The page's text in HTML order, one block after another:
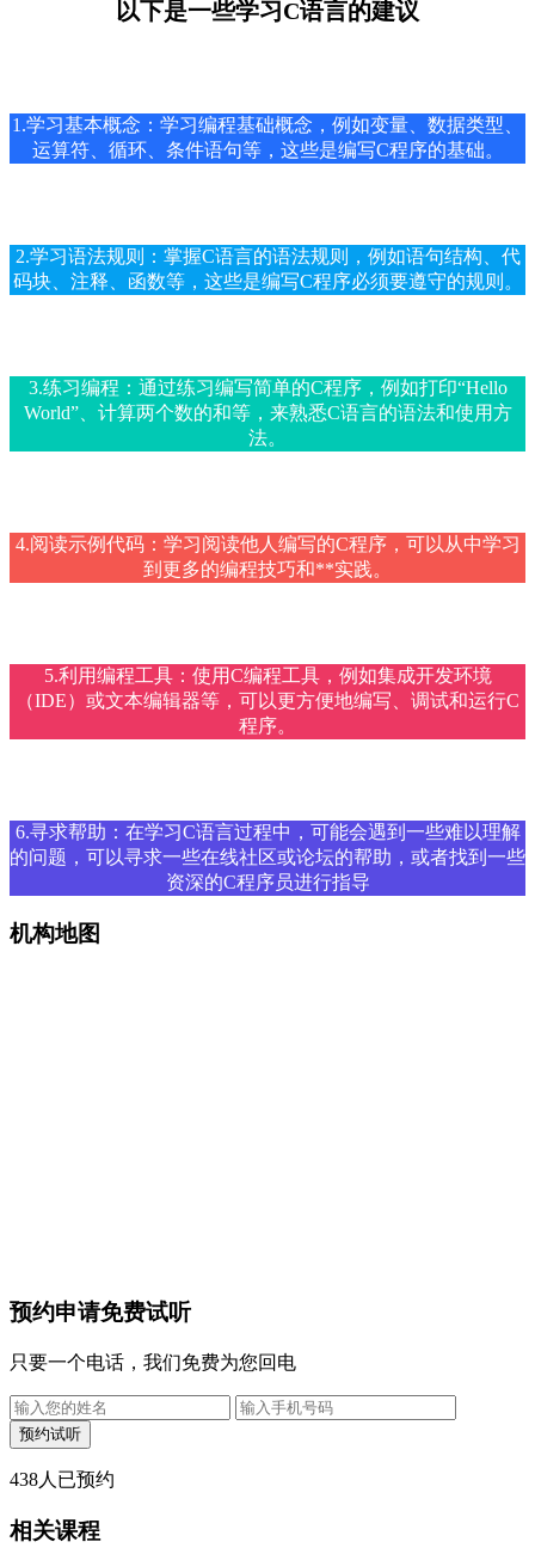
以下是一些学习C语言的建议
1.学习基本概念：学习编程基础概念，例如变量、数据类型、
运算符、循环、条件语句等，这些是编写C程序的基础。
2.学习语法规则：掌握C语言的语法规则，例如语句结构、代
码块、注释、函数等，这些是编写C程序必须要遵守的规则。
3.练习编程：通过练习编写简单的C程序，例如打印“Hello
World”、计算两个数的和等，来熟悉C语言的语法和使用方
法。
4.阅读示例代码：学习阅读他人编写的C程序，可以从中学习
到更多的编程技巧和**实践。
5.利用编程工具：使用C编程工具，例如集成开发环境
（IDE）或文本编辑器等，可以更方便地编写、调试和运行C
程序。
6.寻求帮助：在学习C语言过程中，可能会遇到一些难以理解
的问题，可以寻求一些在线社区或论坛的帮助，或者找到一些
资深的C程序员进行指导
机构地图
预约申请免费试听
只要一个电话，我们免费为您回电
438人已预约
相关课程